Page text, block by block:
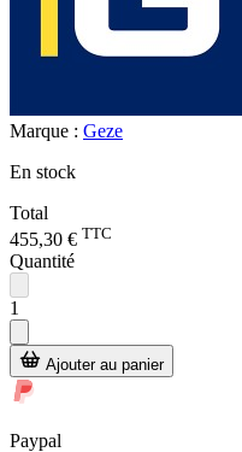
Marque : Geze
En stock
Total
455,30 € TTC
Quantité
1
Ajouter au panier
Paypal